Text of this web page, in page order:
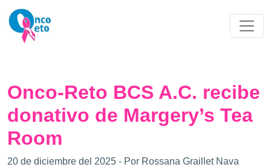
Onco-Reto BCS A.C. recibe
donativo de Margery’s Tea
Room
20 de diciembre del 2025 - Por Rossana Graillet Nava